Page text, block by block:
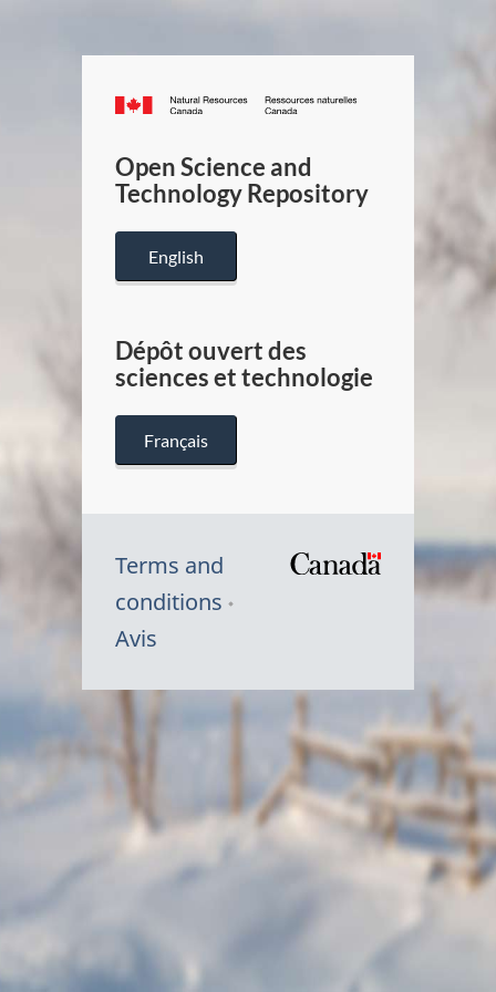
Canada.ca
/
Canada
Open Science and
Technology Repository
English
Dépôt ouvert des
sciences et technologie
Français
Terms and
conditions
Avis
Symbole
Canada